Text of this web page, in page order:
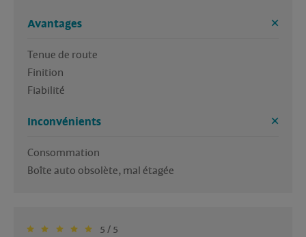
Avantages
Tenue de route
Finition
Fiabilité
Inconvénients
Consommation
Boîte auto obsolète, mal étagée
5 / 5